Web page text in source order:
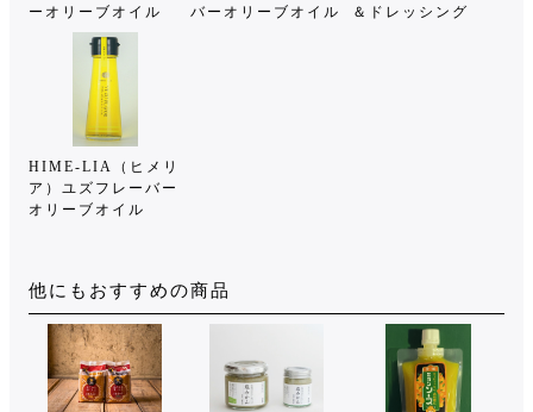
ーオリーブオイル
バーオリーブオイル
＆ドレッシング
HIME-LIA（ヒメリ
ア）ユズフレーバー
オリーブオイル
他にもおすすめの商品